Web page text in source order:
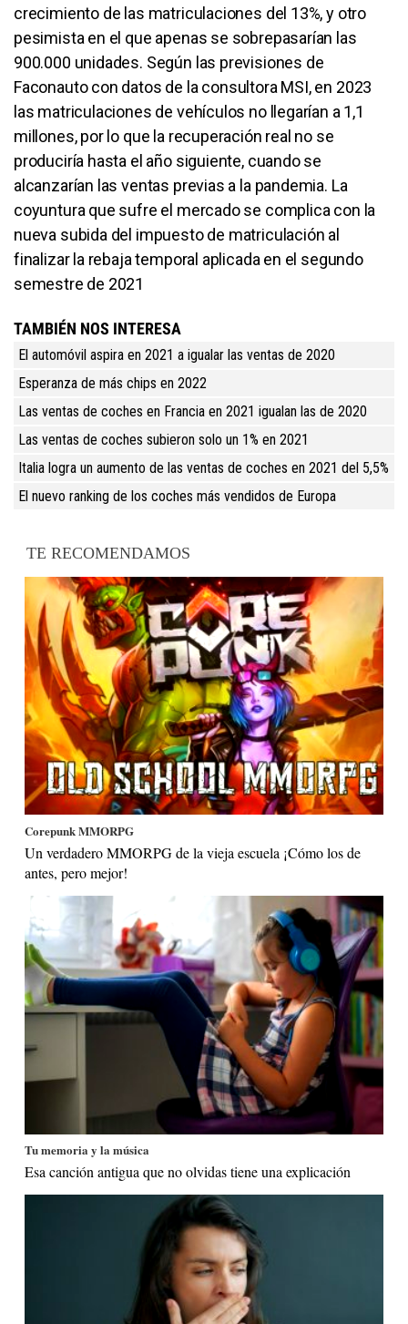
crecimiento de las matriculaciones del 13%, y otro
pesimista en el que apenas se sobrepasarían las
900.000 unidades. Según las previsiones de
Faconauto con datos de la consultora MSI, en 2023
las matriculaciones de vehículos no llegarían a 1,1
millones, por lo que la recuperación real no se
produciría hasta el año siguiente, cuando se
alcanzarían las ventas previas a la pandemia. La
coyuntura que sufre el mercado se complica con la
nueva subida del impuesto de matriculación al
finalizar la rebaja temporal aplicada en el segundo
semestre de 2021
TAMBIÉN NOS INTERESA
El automóvil aspira en 2021 a igualar las ventas de 2020
Esperanza de más chips en 2022
Las ventas de coches en Francia en 2021 igualan las de 2020
Las ventas de coches subieron solo un 1% en 2021
Italia logra un aumento de las ventas de coches en 2021 del 5,5%
El nuevo ranking de los coches más vendidos de Europa
TE RECOMENDAMOS
Corepunk MMORPG
Un verdadero MMORPG de la vieja escuela ¡Cómo los de
antes, pero mejor!
Tu memoria y la música
Esa canción antigua que no olvidas tiene una explicación